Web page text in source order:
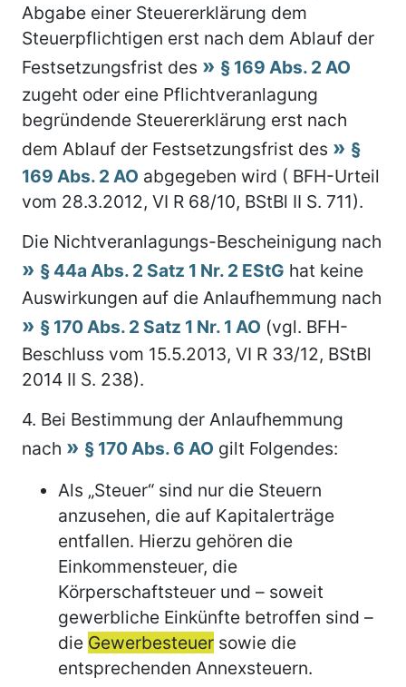
Abgabe einer Steuererklärung dem
Steuerpflichtigen erst nach dem Ablauf der
Festsetzungsfrist des
§ 169 Abs. 2 AO
zugeht oder eine Pflichtveranlagung
begründende Steuererklärung erst nach
dem Ablauf der Festsetzungsfrist des
§
169 Abs. 2 AO abgegeben wird ( BFH-Urteil
vom 28.3.2012, VI R 68/10, BStBl II S. 711).
Die Nichtveranlagungs-Bescheinigung nach
§ 44a Abs. 2 Satz 1 Nr. 2 EStG hat keine
Auswirkungen auf die Anlaufhemmung nach
§ 170 Abs. 2 Satz 1 Nr. 1 AO (vgl. BFH-
Beschluss vom 15.5.2013, VI R 33/12, BStBl
2014 II S. 238).
4. Bei Bestimmung der Anlaufhemmung
nach
§ 170 Abs. 6 AO gilt Folgendes:
Als „Steuer“ sind nur die Steuern
anzusehen, die auf Kapitalerträge
entfallen. Hierzu gehören die
Einkommensteuer, die
Körperschaftsteuer und – soweit
gewerbliche Einkünfte betroffen sind –
die Gewerbesteuer sowie die
entsprechenden Annexsteuern.